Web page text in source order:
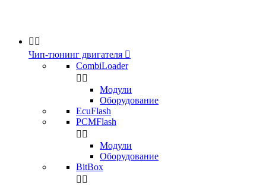
 
Чип-тюнинг двигателя 
CombiLoader
 
Модули
Оборудование
EcuFlash
PCMFlash
 
Модули
Оборудование
BitBox
 